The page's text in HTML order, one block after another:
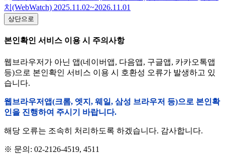
상단으로
본인확인 서비스 이용 시 주의사항
웹브라우저가 아닌 앱(네이버앱, 다음앱, 구글앱, 카카오톡앱
등)으로 본인확인 서비스 이용 시 호환성 오류가 발생하고 있
습니다.
웹브라우저앱(크롬, 엣지, 웨일, 삼성 브라우저 등)으로 본인확
인을 진행하여 주시기 바랍니다.
해당 오류는 조속히 처리하도록 하겠습니다. 감사합니다.
※ 문의: 02-2126-4519, 4511